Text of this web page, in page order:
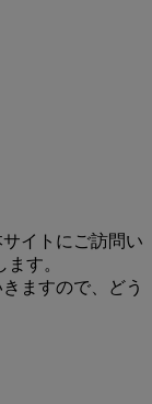
イトにご訪問い
す。
ますので、どう